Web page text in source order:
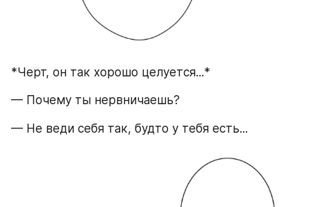
*Черт, он так хорошо целуется...*
— Почему ты нервничаешь?
— Не веди себя так, будто у тебя есть...